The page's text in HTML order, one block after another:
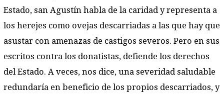
Estado, san Agustín habla de la caridad y representa a
los herejes como ovejas descarriadas a las que hay que
asustar con amenazas de castigos severos. Pero en sus
escritos contra los donatistas, defiende los derechos
del Estado. A veces, nos dice, una severidad saludable
redundaría en beneficio de los propios descarriados, y